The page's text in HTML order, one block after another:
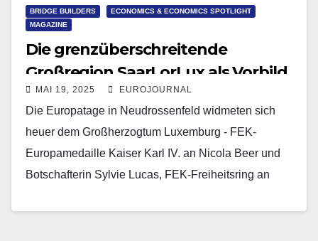
BRIDGE BUILDERS
ECONOMICS & ECONOMICS SPOTLIGHT
MAGAZINE
Die grenzüberschreitende
Großregion SaarLorLux als Vorbild
für ein zukunftsträchtiges Europa
MAI 19, 2025 EUROJOURNAL
Die Europatage in Neudrossenfeld widmeten sich
heuer dem Großherzogtum Luxemburg - FEK-
Europamedaille Kaiser Karl IV. an Nicola Beer und
Botschafterin Sylvie Lucas, FEK-Freiheitsring an